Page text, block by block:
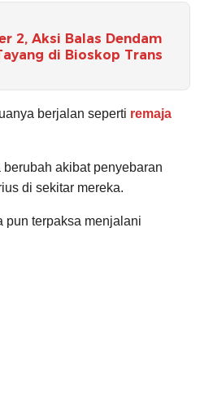
2, Aksi Balas Dendam
di Bioskop Trans
berjalan seperti remaja
akibat penyebaran
di sekitar mereka.
pun terpaksa menjalani